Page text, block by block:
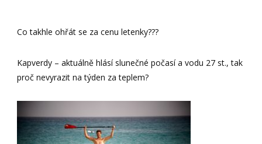
Co takhle ohřát se za cenu letenky???
Kapverdy – aktuálně hlásí slunečné počasí a vodu 27 st., tak
proč nevyrazit na týden za teplem?